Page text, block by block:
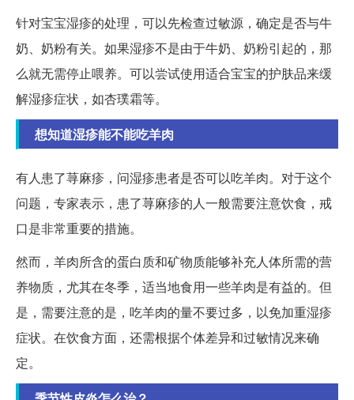
针对宝宝湿疹的处理，可以先检查过敏源，确定是否与牛
奶、奶粉有关。如果湿疹不是由于牛奶、奶粉引起的，那
么就无需停止喂养。可以尝试使用适合宝宝的护肤品来缓
解湿疹症状，如杏璞霜等。
想知道湿疹能不能吃羊肉
有人患了荨麻疹，问湿疹患者是否可以吃羊肉。对于这个
问题，专家表示，患了荨麻疹的人一般需要注意饮食，戒
口是非常重要的措施。
然而，羊肉所含的蛋白质和矿物质能够补充人体所需的营
养物质，尤其在冬季，适当地食用一些羊肉是有益的。但
是，需要注意的是，吃羊肉的量不要过多，以免加重湿疹
症状。在饮食方面，还需根据个体差异和过敏情况来确
定。